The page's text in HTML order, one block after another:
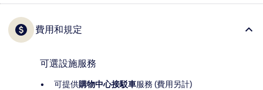
費用和規定
可選設施服務
可提供購物中心接駁車服務 (費用另計)